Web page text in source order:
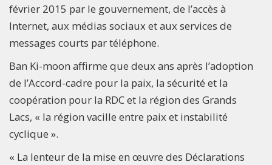
février 2015 par le gouvernement, de l’accès à
Internet, aux médias sociaux et aux services de
messages courts par téléphone.
Ban Ki-moon affirme que deux ans après l’adoption
de l’Accord-cadre pour la paix, la sécurité et la
coopération pour la RDC et la région des Grands
Lacs, « la région vacille entre paix et instabilité
cyclique ».
« La lenteur de la mise en œuvre des Déclarations